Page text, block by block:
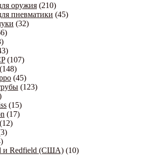
оружия (210)
пневматики (45)
(32)
(107)
(148)
(45)
(123)
(15)
(17)
(12)
и Redfield (США) (10)